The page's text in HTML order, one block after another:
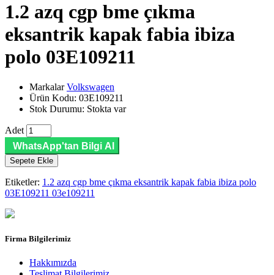
1.2 azq cgp bme çıkma
eksantrik kapak fabia ibiza
polo 03E109211
MarkalarVolkswagen
Ürün Kodu: 03E109211
Stok Durumu: Stokta var
Adet
WhatsApp'tan Bilgi Al
Sepete Ekle
Etiketler: 1.2 azq cgp bme çıkma eksantrik kapak fabia ibiza polo
03E109211 03e109211
Firma Bilgilerimiz
Hakkımızda